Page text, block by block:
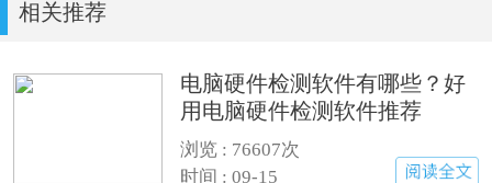
相关推荐
电脑硬件检测软件有哪些？好
用电脑硬件检测软件推荐
浏览 : 76607次
时间 : 09-15